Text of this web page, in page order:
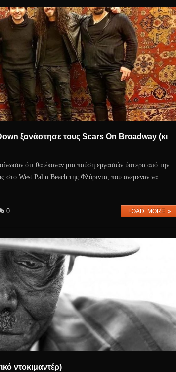
ξανάστησε τους Scars On Broadway (κι
ότι θα έκαναν μια παύση εργασιών ύστερα από την
στο West Palm Beach της Φλόριντα, που ανέμεναν να
LOAD MORE »
0
ντοκιμαντέρ)